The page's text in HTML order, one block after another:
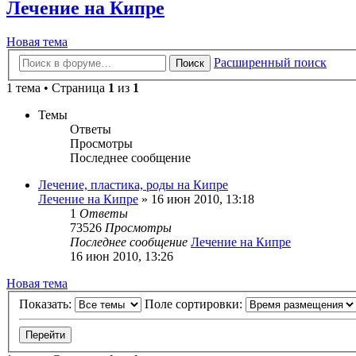
Лечение на Кипре
Новая тема
Поиск
Расширенный поиск
1 тема • Страница 1 из 1
Темы
Ответы
Просмотры
Последнее сообщение
Лечение, пластика, роды на Кипре
Лечение на Кипре » 16 июн 2010, 13:18
1 Ответы
73526 Просмотры
Последнее сообщение Лечение на Кипре
16 июн 2010, 13:26
Новая тема
Показать:
Поле сортировки: